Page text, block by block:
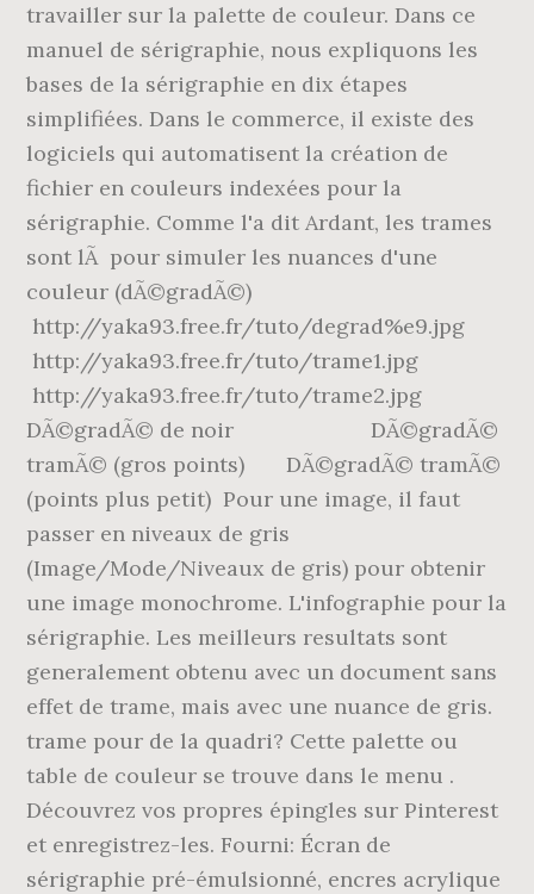
travailler sur la palette de couleur. Dans ce
manuel de sérigraphie, nous expliquons les
bases de la sérigraphie en dix étapes
simplifiées. Dans le commerce, il existe des
logiciels qui automatisent la création de
fichier en couleurs indexées pour la
sérigraphie. Comme l'a dit Ardant, les trames
sont lÃ pour simuler les nuances d'une
couleur (dÃ©gradÃ©)
http://yaka93.free.fr/tuto/degrad%e9.jpg
http://yaka93.free.fr/tuto/trame1.jpg
http://yaka93.free.fr/tuto/trame2.jpg
DÃ©gradÃ© de noir DÃ©gradÃ©
tramÃ© (gros points) DÃ©gradÃ© tramÃ©
(points plus petit) Pour une image, il faut
passer en niveaux de gris
(Image/Mode/Niveaux de gris) pour obtenir
une image monochrome. L'infographie pour la
sérigraphie. Les meilleurs resultats sont
generalement obtenu avec un document sans
effet de trame, mais avec une nuance de gris.
trame pour de la quadri? Cette palette ou
table de couleur se trouve dans le menu .
Découvrez vos propres épingles sur Pinterest
et enregistrez-les. Fourni: Écran de
sérigraphie pré-émulsionné, encres acrylique